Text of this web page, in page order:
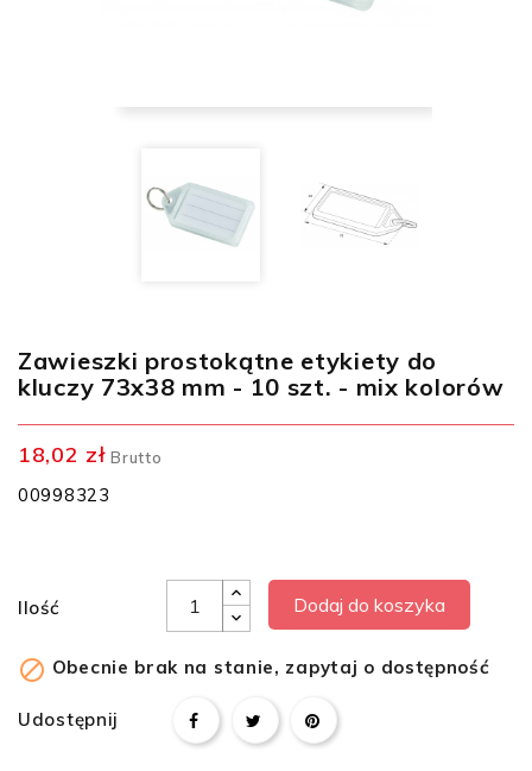
Zawieszki prostokątne etykiety do
kluczy 73x38 mm - 10 szt. - mix kolorów
18,02 zł Brutto
00998323
Ilość Dodaj do koszyka
 Obecnie brak na stanie, zapytaj o dostępność
Udostępnij